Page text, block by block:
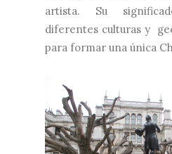
artista. Su
diferentes culturas y
para formar una única